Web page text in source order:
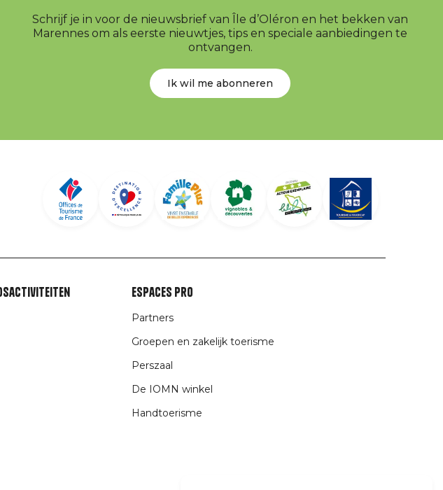
Schrijf je in voor de nieuwsbrief van Île d’Oléron en het bekken van
Marennes om als eerste nieuwtjes, tips en speciale aanbiedingen te
ontvangen.
Ik wil me abonneren
Espaces Pro
Partners
Groepen en zakelijk toerisme
Perszaal
De IOMN winkel
Handtoerisme